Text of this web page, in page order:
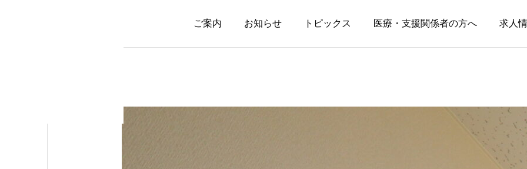
ご案内 お知らせ トピックス 医療・支援関係者の方へ 求人